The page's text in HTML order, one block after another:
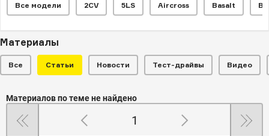
Все модели 2CV 5LS Aircross Basalt
Материалы
Все Статьи Новости Тест-драйвы Видео
Материалов по теме не найдено
1